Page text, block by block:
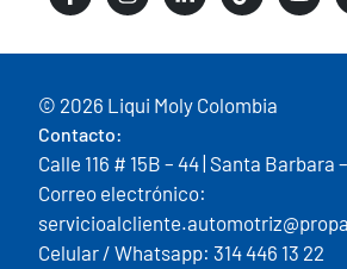
© 2026 Liqui Moly Colombia
Contacto:
Calle 116 # 15B – 44 | Santa Barbara
Correo electrónico:
Celular / Whatsapp: 314 446 13 22